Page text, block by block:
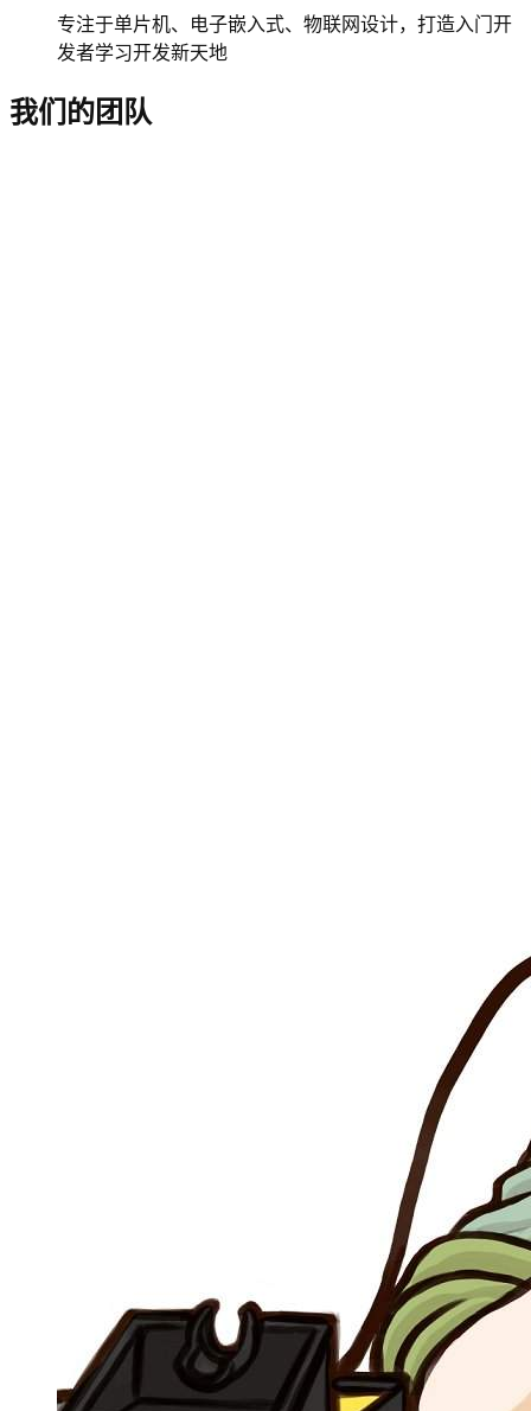
专注于单片机、电子嵌入式、物联网设计，打造入门开
发者学习开发新天地
我们的团队